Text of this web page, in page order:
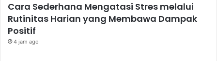
Cara Sederhana Mengatasi Stres melalui
Rutinitas Harian yang Membawa Dampak
Positif
4 jam ago